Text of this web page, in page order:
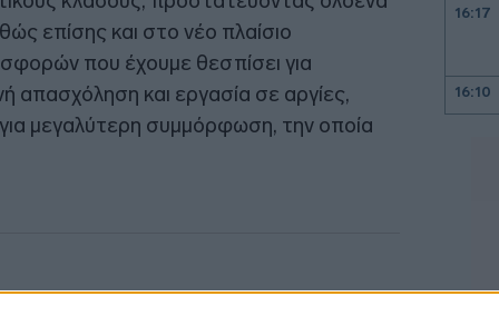
επίσης και στο νέο πλαίσιο
που έχουμε θεσπίσει για
απασχόληση και εργασία σε αργίες,
μεγαλύτερη συμμόρφωση, την οποία
16:17
16:10